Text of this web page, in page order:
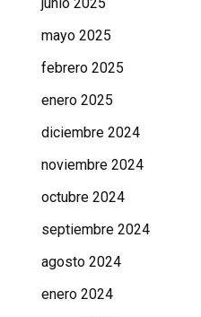
mayo 2025
febrero 2025
enero 2025
diciembre 2024
noviembre 2024
octubre 2024
septiembre 2024
agosto 2024
enero 2024